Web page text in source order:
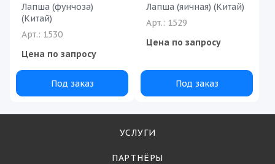
Лапша (фунчоза)
(Китай)
Арт.: 1530
Цена по запросу
Под заказ
Лапша (яичная) (Китай)
Арт.: 1529
Цена по запросу
Под заказ
УСЛУГИ
ПАРТНЁРЫ